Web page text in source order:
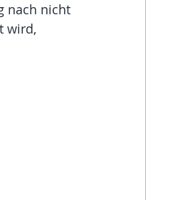
nach nicht
wird,